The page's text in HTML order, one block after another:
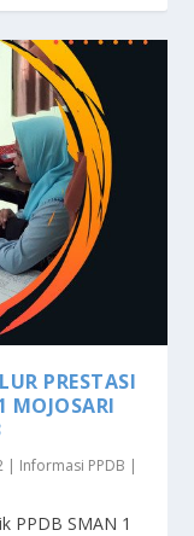
PRESTASI
MOJOSARI
| Informasi PPDB |
PPDB SMAN 1